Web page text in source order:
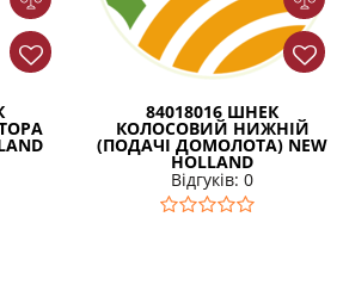
84018016 ШНЕК
КОЛОСОВИЙ НИЖНІЙ
(ПОДАЧІ ДОМОЛОТА) NEW
HOLLAND
Відгуків: 0